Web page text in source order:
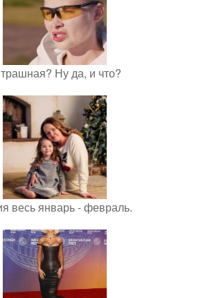
Ну да, и что?
весь январь - февраль.